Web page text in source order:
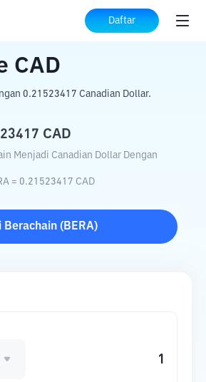
Daftar
Kripto CAD
CAD
0.21523417 Canadian Dollar.
CAD
Menjadi Canadian Dollar Dengan
= 0.21523417 CAD
Berachain ( BERA)